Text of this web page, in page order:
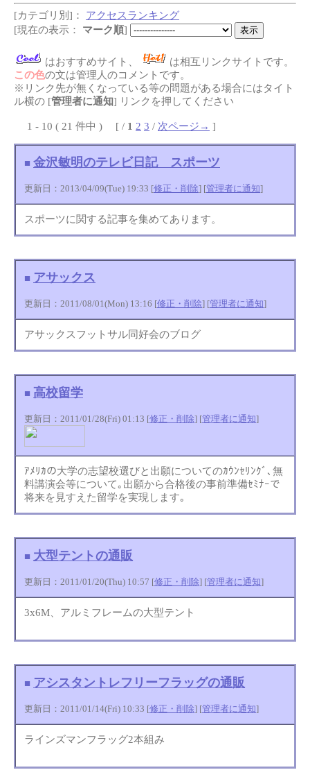
[カテゴリ別]： アクセスランキング
[現在の表示：
マーク順]
はおすすめサイト、
は相互リンクサイトです。
この色の文は管理人のコメントです。
※リンク先が無くなっている等の問題がある場合にはタイト
ル横の [管理者に通知] リンクを押してください
1 - 10 ( 21 件中 ) [ / 1 2 3 / 次ページ→ ]
■ 金沢敏明のテレビ日記 スポーツ
更新日：2013/04/09(Tue) 19:33 [修正・削除] [管理者に通知]
スポーツに関する記事を集めてあります。
■ アサックス
更新日：2011/08/01(Mon) 13:16 [修正・削除] [管理者に通知]
アサックスフットサル同好会のブログ
■ 高校留学
更新日：2011/01/28(Fri) 01:13 [修正・削除] [管理者に通知]
ｱﾒﾘｶの大学の志望校選びと出願についてのｶｳﾝｾﾘﾝｸﾞ､無
料講演会等について｡出願から合格後の事前準備ｾﾐﾅｰで
将来を見すえた留学を実現します｡
■ 大型テントの通販
更新日：2011/01/20(Thu) 10:57 [修正・削除] [管理者に通知]
3x6M、アルミフレームの大型テント
■ アシスタントレフリーフラッグの通販
更新日：2011/01/14(Fri) 10:33 [修正・削除] [管理者に通知]
ラインズマンフラッグ2本組み